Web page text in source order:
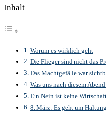
Inhalt
Worum es wirklich geht
Die Flieger sind nicht das
Das Machtgefälle war
Was uns nach diesem
Ein Nein ist keine
8. März: Es geht um Haltung